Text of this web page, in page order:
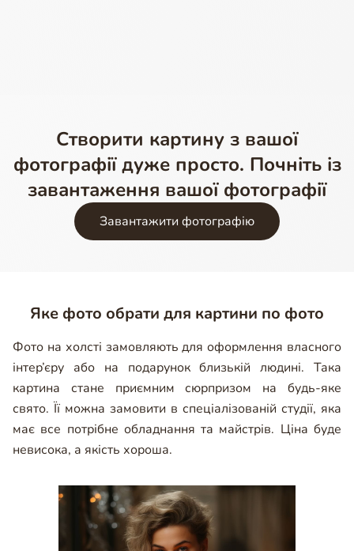
Створити картину з вашої
фотографії дуже просто. Почніть із
завантаження вашої фотографії
Завантажити фотографію
Яке фото обрати для картини по фото
Фото на холсті замовляють для оформлення власного
інтер’єру або на подарунок близькій людині. Така
картина стане приємним сюрпризом на будь-яке
свято. Її можна замовити в спеціалізованій студії, яка
має все потрібне обладнання та майстрів. Ціна буде
невисока, а якість хороша.